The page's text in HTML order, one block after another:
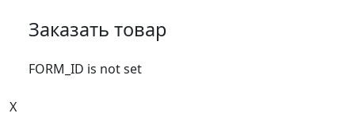
Заказать товар
FORM_ID is not set
X